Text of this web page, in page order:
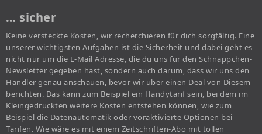
… sicher
Keine versteckte Kosten, wir recherchieren für dich sorgfältig. Eine
unserer wichtigsten Aufgaben ist die Sicherheit und dabei geht es
nicht nur um die E-Mail Adresse, die du uns für den Schnäppchen-
Newsletter gegeben hast, sondern auch darum, dass wir uns den
Händler genau anschauen, bevor wir über einen Deal von Diesem
berichten. Das kann zum Beispiel ein Handytarif sein, bei dem im
Kleingedruckten weitere Kosten entstehen können, wie zum
Beispiel die Datenautomatik oder voraktivierte Optionen bei
Tarifen. Wie wäre es mit einem Zeitschriften-Abo mit tollen